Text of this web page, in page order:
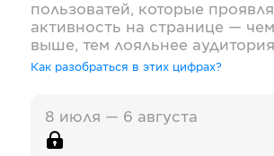
пользоватей, которые
активность на странице —
выше, тем лояльнее
Как разобраться в этих цифрах?
8 июля — 6 августа